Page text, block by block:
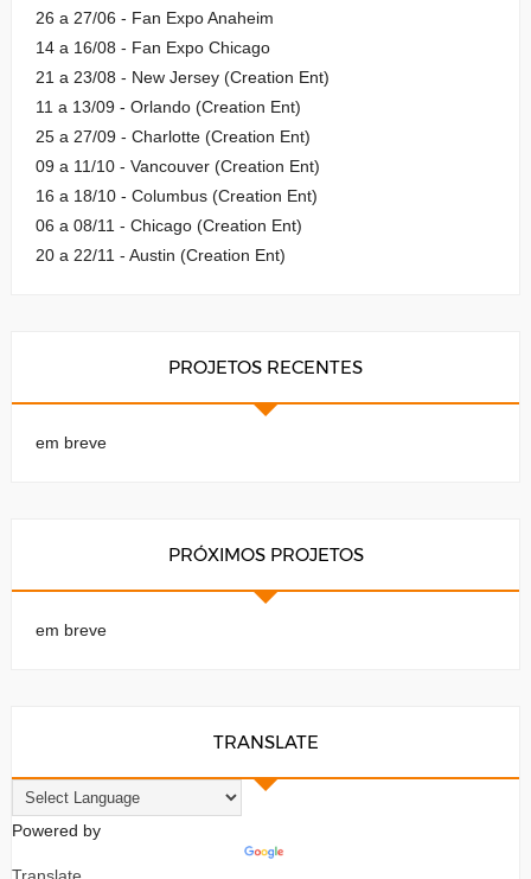
26 a 27/06 - Fan Expo Anaheim
14 a 16/08 - Fan Expo Chicago
21 a 23/08 - New Jersey (Creation Ent)
11 a 13/09 - Orlando (Creation Ent)
25 a 27/09 - Charlotte (Creation Ent)
09 a 11/10 - Vancouver (Creation Ent)
16 a 18/10 - Columbus (Creation Ent)
06 a 08/11 - Chicago (Creation Ent)
20 a 22/11 - Austin (Creation Ent)
PROJETOS RECENTES
em breve
PRÓXIMOS PROJETOS
em breve
TRANSLATE
Powered by
Translate